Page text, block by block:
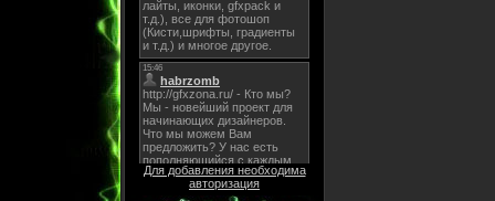
Для добавления необходима
авторизация